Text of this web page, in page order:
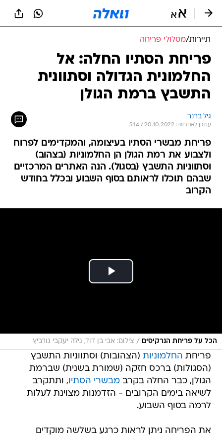
תיירות/מסלולי פריחה
פריחת הסתיו החלה: אל
החלמונית הגדולה וסתוונית
התשבץ ברמת הגולן
גיל ברנר
עודכן לאחרונה: 20.10.2022 / 5:14
פריחת מבשרי הסתיו בעיצומה, והמקדימים לפרוח
ולצבוע את רמת הגולן הן החלמוניות (בצהוב)
וסתווניות התשבץ (בסגול). הנה האתרים המרכזיים
שבהם תוכלו לראותם בסוף השבוע ובכלל בחודש
הקרוב
הכל על פריחת הנרקיסים / צילום: אבי בן דוד, גילה יעקבי גורביץ
פריחת החלמוניות (הצהובות) וסתווניות התשבץ
(הסגולות) ברכס חזקה (שמורת בשנית) שברמת
הגולן, כבר החלה בקרבמבשרי הסתיו, ותתקרב
לשיאה בימים הקרובים - הזדמנות מצוינת לעלות
לרמה בסוף השבוע.
את הפריחה ניתן לראות כרגע בשלשה מוקדים